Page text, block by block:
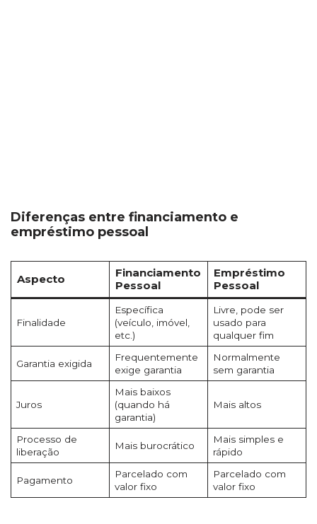
Diferenças entre financiamento e
empréstimo pessoal
Aspecto
Financiamento
Pessoal
Empréstimo
Pessoal
Finalidade
Específica
(veículo, imóvel,
etc.)
Livre, pode ser
usado para
qualquer fim
Garantia exigida
Frequentemente
exige garantia
Normalmente
sem garantia
Juros
Mais baixos
(quando há
garantia)
Mais altos
Processo de
liberação
Mais burocrático
Mais simples e
rápido
Pagamento
Parcelado com
valor fixo
Parcelado com
valor fixo